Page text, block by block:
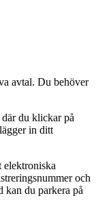
avtal. Du behöver
du klickar på
in ditt
elektroniska
och
kan du parkera på